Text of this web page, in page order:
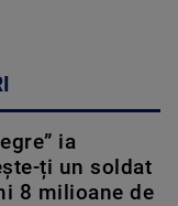
ia
ți un soldat
8 milioane de